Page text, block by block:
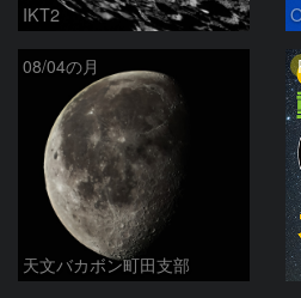
IKT2
08/04の月
天文バカボン町田支部